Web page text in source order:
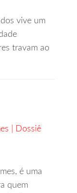
vive um
travam ao
| Dossiê
é uma
quem